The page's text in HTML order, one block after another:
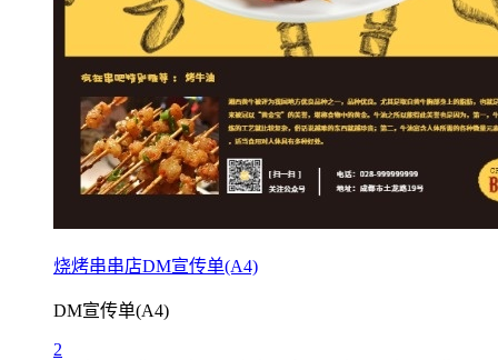
烧烤串串店DM宣传单(A4)
DM宣传单(A4)
2